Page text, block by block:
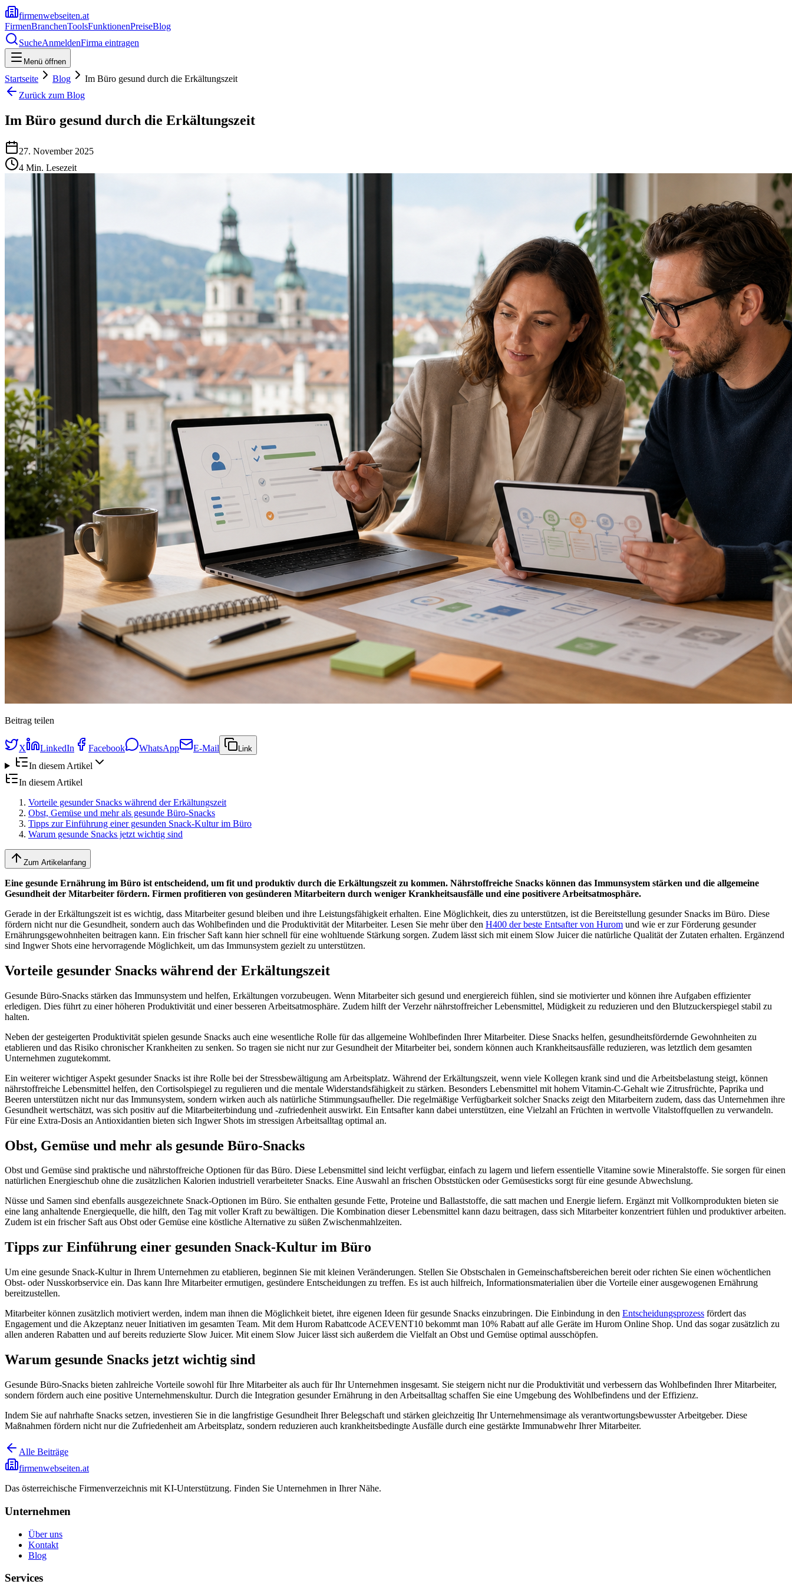
firmenwebseiten.at
FirmenBranchenToolsFunktionenPreiseBlog
SucheAnmeldenFirma eintragen
Menü öffnen
Startseite Blog
Im Büro gesund durch die Erkältungszeit
Zurück zum Blog
Im Büro gesund durch die Erkältungszeit
27. November 2025
4 Min. Lesezeit
Beitrag teilen
X LinkedIn Facebook WhatsApp E-Mail Link
In diesem Artikel
In diesem Artikel
Vorteile gesunder Snacks während der Erkältungszeit
Obst, Gemüse und mehr als gesunde Büro-Snacks
Tipps zur Einführung einer gesunden Snack-Kultur im Büro
Warum gesunde Snacks jetzt wichtig sind
Zum Artikelanfang
Eine gesunde Ernährung im Büro ist entscheidend, um fit und produktiv durch die Erkältungszeit zu kommen. Nährstoffreiche Snacks können das Immunsystem stärken und die allgemeine
Gesundheit der Mitarbeiter fördern. Firmen profitieren von gesünderen Mitarbeitern durch weniger Krankheitsausfälle und eine positivere Arbeitsatmosphäre.
Gerade in der Erkältungszeit ist es wichtig, dass Mitarbeiter gesund bleiben und ihre Leistungsfähigkeit erhalten. Eine Möglichkeit, dies zu unterstützen, ist die Bereitstellung gesunder Snacks im Büro. Diese
fördern nicht nur die Gesundheit, sondern auch das Wohlbefinden und die Produktivität der Mitarbeiter. Lesen Sie mehr über den H400 der beste Entsafter von Hurom und wie er zur Förderung gesunder
Ernährungsgewohnheiten beitragen kann. Ein frischer Saft kann hier schnell für eine wohltuende Stärkung sorgen. Zudem lässt sich mit einem Slow Juicer die natürliche Qualität der Zutaten erhalten. Ergänzend
sind Ingwer Shots eine hervorragende Möglichkeit, um das Immunsystem gezielt zu unterstützen.
Vorteile gesunder Snacks während der Erkältungszeit
Gesunde Büro-Snacks stärken das Immunsystem und helfen, Erkältungen vorzubeugen. Wenn Mitarbeiter sich gesund und energiereich fühlen, sind sie motivierter und können ihre Aufgaben effizienter
erledigen. Dies führt zu einer höheren Produktivität und einer besseren Arbeitsatmosphäre. Zudem hilft der Verzehr nährstoffreicher Lebensmittel, Müdigkeit zu reduzieren und den Blutzuckerspiegel stabil zu
halten.
Neben der gesteigerten Produktivität spielen gesunde Snacks auch eine wesentliche Rolle für das allgemeine Wohlbefinden Ihrer Mitarbeiter. Diese Snacks helfen, gesundheitsfördernde Gewohnheiten zu
etablieren und das Risiko chronischer Krankheiten zu senken. So tragen sie nicht nur zur Gesundheit der Mitarbeiter bei, sondern können auch Krankheitsausfälle reduzieren, was letztlich dem gesamten
Unternehmen zugutekommt.
Ein weiterer wichtiger Aspekt gesunder Snacks ist ihre Rolle bei der Stressbewältigung am Arbeitsplatz. Während der Erkältungszeit, wenn viele Kollegen krank sind und die Arbeitsbelastung steigt, können
nährstoffreiche Lebensmittel helfen, den Cortisolspiegel zu regulieren und die mentale Widerstandsfähigkeit zu stärken. Besonders Lebensmittel mit hohem Vitamin-C-Gehalt wie Zitrusfrüchte, Paprika und
Beeren unterstützen nicht nur das Immunsystem, sondern wirken auch als natürliche Stimmungsaufheller. Die regelmäßige Verfügbarkeit solcher Snacks zeigt den Mitarbeitern zudem, dass das Unternehmen ihre
Gesundheit wertschätzt, was sich positiv auf die Mitarbeiterbindung und -zufriedenheit auswirkt. Ein Entsafter kann dabei unterstützen, eine Vielzahl an Früchten in wertvolle Vitalstoffquellen zu verwandeln.
Für eine Extra-Dosis an Antioxidantien bieten sich Ingwer Shots im stressigen Arbeitsalltag optimal an.
Obst, Gemüse und mehr als gesunde Büro-Snacks
Obst und Gemüse sind praktische und nährstoffreiche Optionen für das Büro. Diese Lebensmittel sind leicht verfügbar, einfach zu lagern und liefern essentielle Vitamine sowie Mineralstoffe. Sie sorgen für einen
natürlichen Energieschub ohne die zusätzlichen Kalorien industriell verarbeiteter Snacks. Eine Auswahl an frischen Obststücken oder Gemüsesticks sorgt für eine gesunde Abwechslung.
Nüsse und Samen sind ebenfalls ausgezeichnete Snack-Optionen im Büro. Sie enthalten gesunde Fette, Proteine und Ballaststoffe, die satt machen und Energie liefern. Ergänzt mit Vollkornprodukten bieten sie
eine lang anhaltende Energiequelle, die hilft, den Tag mit voller Kraft zu bewältigen. Die Kombination dieser Lebensmittel kann dazu beitragen, dass sich Mitarbeiter konzentriert fühlen und produktiver arbeiten.
Zudem ist ein frischer Saft aus Obst oder Gemüse eine köstliche Alternative zu süßen Zwischenmahlzeiten.
Tipps zur Einführung einer gesunden Snack-Kultur im Büro
Um eine gesunde Snack-Kultur in Ihrem Unternehmen zu etablieren, beginnen Sie mit kleinen Veränderungen. Stellen Sie Obstschalen in Gemeinschaftsbereichen bereit oder richten Sie einen wöchentlichen
Obst- oder Nusskorbservice ein. Das kann Ihre Mitarbeiter ermutigen, gesündere Entscheidungen zu treffen. Es ist auch hilfreich, Informationsmaterialien über die Vorteile einer ausgewogenen Ernährung
bereitzustellen.
Mitarbeiter können zusätzlich motiviert werden, indem man ihnen die Möglichkeit bietet, ihre eigenen Ideen für gesunde Snacks einzubringen. Die Einbindung in den Entscheidungsprozess fördert das
Engagement und die Akzeptanz neuer Initiativen im gesamten Team. Mit dem Hurom Rabattcode ACEVENT10 bekommt man 10% Rabatt auf alle Geräte im Hurom Online Shop. Und das sogar zusätzlich zu
allen anderen Rabatten und auf bereits reduzierte Slow Juicer. Mit einem Slow Juicer lässt sich außerdem die Vielfalt an Obst und Gemüse optimal ausschöpfen.
Warum gesunde Snacks jetzt wichtig sind
Gesunde Büro-Snacks bieten zahlreiche Vorteile sowohl für Ihre Mitarbeiter als auch für Ihr Unternehmen insgesamt. Sie steigern nicht nur die Produktivität und verbessern das Wohlbefinden Ihrer Mitarbeiter,
sondern fördern auch eine positive Unternehmenskultur. Durch die Integration gesunder Ernährung in den Arbeitsalltag schaffen Sie eine Umgebung des Wohlbefindens und der Effizienz.
Indem Sie auf nahrhafte Snacks setzen, investieren Sie in die langfristige Gesundheit Ihrer Belegschaft und stärken gleichzeitig Ihr Unternehmensimage als verantwortungsbewusster Arbeitgeber. Diese
Maßnahmen fördern nicht nur die Zufriedenheit am Arbeitsplatz, sondern reduzieren auch krankheitsbedingte Ausfälle durch eine gestärkte Immunabwehr Ihrer Mitarbeiter.
Alle Beiträge
firmenwebseiten.at
Das österreichische Firmenverzeichnis mit KI-Unterstützung. Finden Sie Unternehmen in Ihrer Nähe.
Unternehmen
Über uns
Kontakt
Blog
Services